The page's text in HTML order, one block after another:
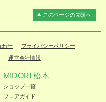
このページの先頭へ
わせ プライバシーポリシー
運営会社情報
MIDORI 松本
ショップ一覧
フロアガイド